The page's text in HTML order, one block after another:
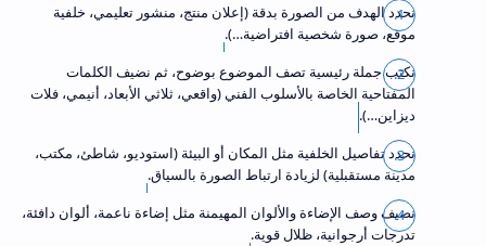
نحدد الهدف من الصورة بدقة (إعلان منتج، منشور تعليمي، خلفية
موقع، صورة شخصية افتراضية…).
نكتب جملة رئيسية تصف الموضوع بوضوح، ثم نضيف الكلمات
المفتاحية الخاصة بالأسلوب الفني (واقعي، ثلاثي الأبعاد، أنيمي، فلات
ديزاين…).
نحدد تفاصيل الخلفية مثل المكان أو البيئة (استوديو، شاطئ، مكتب،
مدينة مستقبلية) لزيادة ارتباط الصورة بالسياق.
نضيف وصف الإضاءة والألوان المهيمنة مثل إضاءة ناعمة، ألوان دافئة،
تدرجات أرجوانية، ظلال قوية.